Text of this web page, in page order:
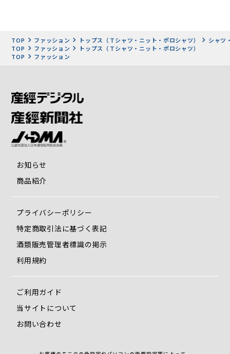
TOP ファッション トップス（Ｔシャツ・ニット・ポロシャツ）
シャツ
TOP
ファッション
トップス（Ｔシャツ・ニット・ポロシャツ）
TOP
ファッション
お知らせ
商品紹介
プライバシーポリシー
特定商取引法に基づく表記
酒類販売管理者標識の掲示
利用規約
ご利用ガイド
当サイトについて
お問い合わせ